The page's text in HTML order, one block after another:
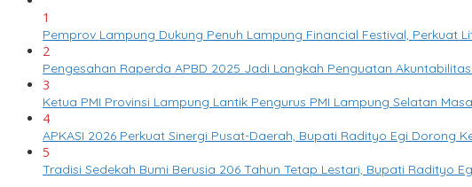
1
Pemprov Lampung Dukung Penuh Lampung Financial Festival, Perkuat
2
Pengesahan Raperda APBD 2025 Jadi Langkah Penguatan
3
Ketua PMI Provinsi Lampung Lantik Pengurus PMI Lampung Selatan
4
APKASI 2026 Perkuat Sinergi Pusat-Daerah, Bupati Radityo Egi
5
Tradisi Sedekah Bumi Berusia 206 Tahun Tetap Lestari, Bupati Radityo